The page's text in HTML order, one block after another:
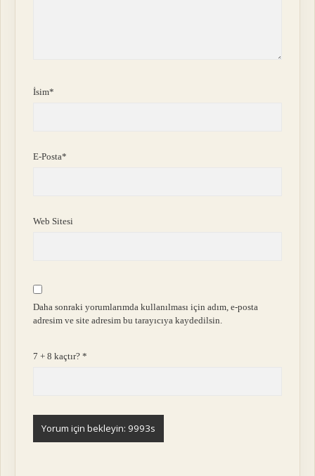
İsim*
E-Posta*
Web Sitesi
Daha sonraki yorumlarımda kullanılması için adım, e-posta
adresim ve site adresim bu tarayıcıya kaydedilsin.
7 + 8 kaçtır?*